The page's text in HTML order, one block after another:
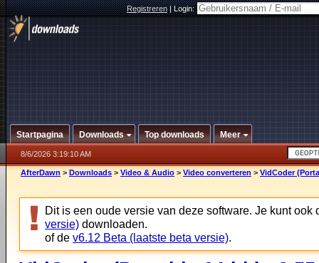
Registreren|Login:
Startpagina Downloads Top downloads Meer
8/6/2026 3:19:10 AM
AfterDawn > Downloads > Video & Audio > Video converteren > VidCoder
Dit is een oude versie van deze software. Je kunt ook
versie) downloaden.
of de v6.12 Beta (laatste beta versie).